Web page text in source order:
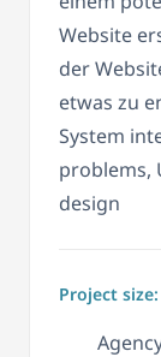
Website
der
etwas zu
System
problems,
design
Project size: